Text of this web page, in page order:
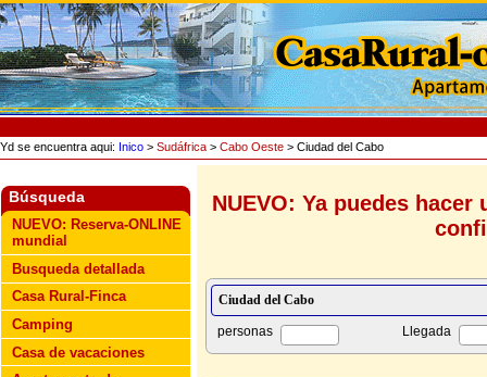
Yd se encuentra aqui: Inico > Sudáfrica > Cabo Oeste > Ciudad del Cabo
Búsqueda
NUEVO: Reserva-ONLINE
mundial
Busqueda detallada
Casa Rural-Finca
Camping
Casa de vacaciones
NUEVO: Ya puedes
personas Llegada